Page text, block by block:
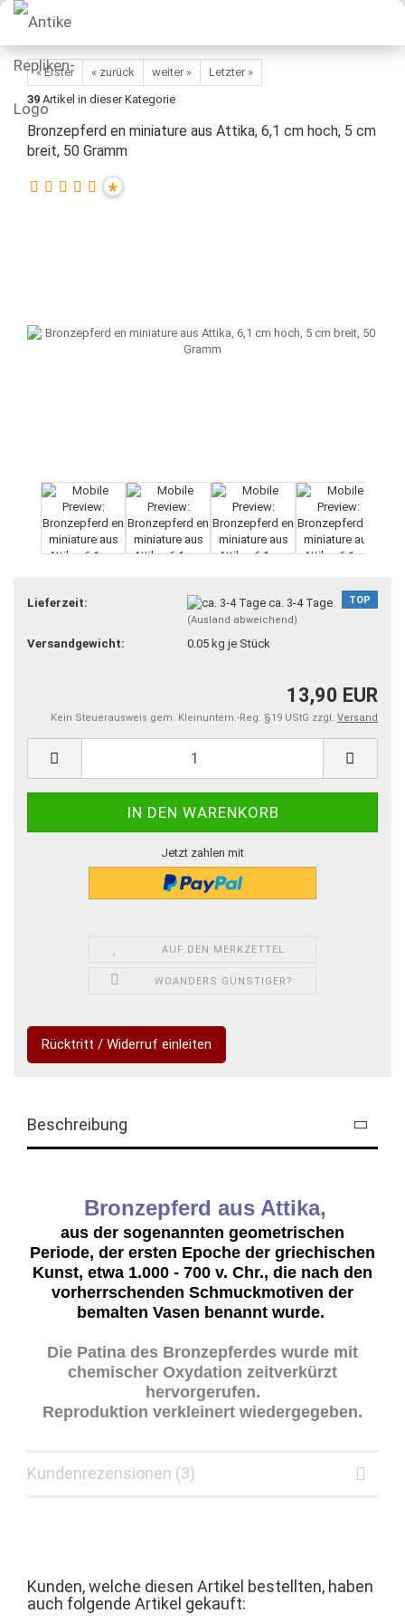
« Erster « zurück weiter »
Letzter »
39 Artikel in dieser Kategorie
Bronzepferd en miniature aus Attika, 6,1 cm hoch, 5 cm
breit, 50 Gramm
*
TOP
Lieferzeit: ca. 3-4 Tage
(Ausland abweichend)
Versandgewicht: 0.05kg je Stück
13,90 EUR
Kein Steuerausweis gem. Kleinuntern.-Reg. §19 UStG zzgl. Versand
Jetzt zahlen mit
AUF DEN MERKZETTEL
WOANDERS GÜNSTIGER?
Rücktritt / Widerruf einleiten
Beschreibung
Bronzepferd aus Attika,
aus der sogenannten geometrischen
Periode, der ersten Epoche der griechischen
Kunst, etwa 1.000 - 700 v. Chr., die nach den
vorherrschenden Schmuckmotiven der
bemalten Vasen benannt wurde.
Die Patina des Bronzepferdes wurde mit
chemischer Oxydation zeitverkürzt
hervorgerufen.
Reproduktion verkleinert wiedergegeben.
Kundenrezensionen (3)
Kunden, welche diesen Artikel bestellten, haben
auch folgende Artikel gekauft: